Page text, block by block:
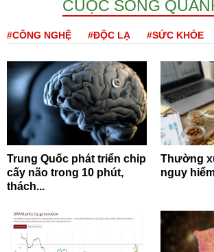
CUỘC SỐNG
#CÔNG NGHỆ #ĐỘC LẠ #SỨC KHỎE
Trung Quốc phát triển chip
cấy não trong 10 phút,
thách...
Thường
nguy